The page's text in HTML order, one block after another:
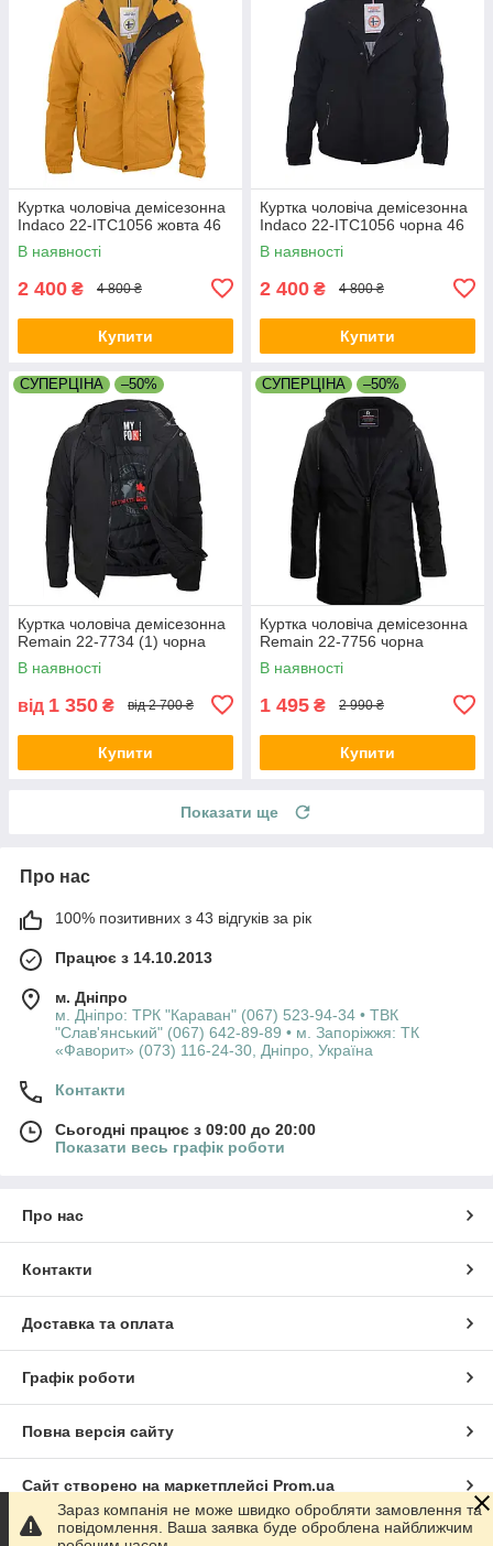
Куртка чоловіча демісезонна
Indaco 22-ITC1056 жовта 46
В наявності
2 400 ₴ 4 800 ₴
Купити
Куртка чоловіча демісезонна
Indaco 22-ITC1056 чорна 46
В наявності
2 400 ₴ 4 800 ₴
Купити
СУПЕРЦІНА –50%
Куртка чоловіча демісезонна
Remain 22-7734 (1) чорна
В наявності
від 1 350 ₴ від 2 700 ₴
Купити
СУПЕРЦІНА –50%
Куртка чоловіча демісезонна
Remain 22-7756 чорна
В наявності
1 495 ₴ 2 990 ₴
Купити
Показати ще
Про нас
100% позитивних з 43 відгуків за рік
Працює з 14.10.2013
м. Дніпро
м. Дніпро: ТРК "Караван" (067) 523-94-34 • ТВК
"Слав'янський" (067) 642-89-89 • м. Запоріжжя: ТК
«Фаворит» (073) 116-24-30, Дніпро, Україна
Контакти
Сьогодні працює з 09:00 до 20:00
Показати весь графік роботи
Про нас
Контакти
Доставка та оплата
Графік роботи
Повна версія сайту
Сайт створено на маркетплейсі Prom.ua
Політика конфіденційності
Зараз компанія не може швидко обробляти замовлення та
повідомлення. Ваша заявка буде оброблена найближчим